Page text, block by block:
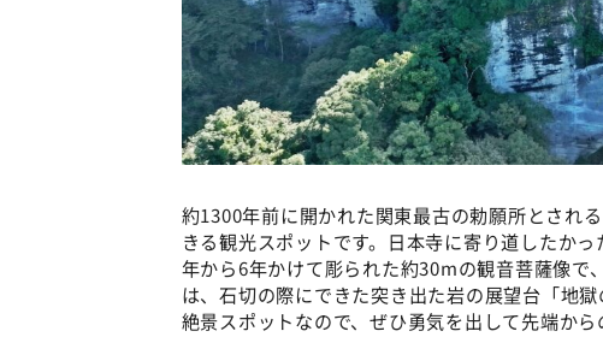
約1300年前に開かれた関東最古の勅願所とされ
きる観光スポットです。日本寺に寄り道したか
年から6年かけて彫られた約30mの観音菩薩像で
は、石切の際にできた突き出た岩の展望台「地
絶景スポットなので、ぜひ勇気を出して先端から